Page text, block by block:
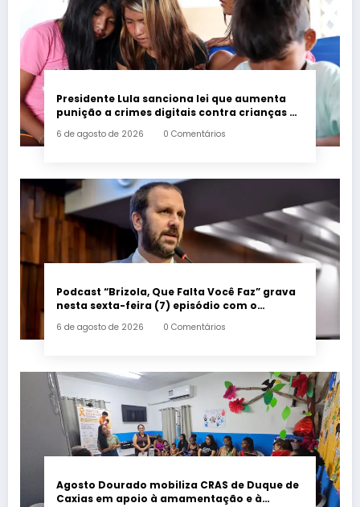
Presidente Lula sanciona lei que aumenta
punição a crimes digitais contra crianças é
6 de agosto de 2026 0 Comentários
Podcast “Brizola, Que Falta Você Faz” grava
nesta sexta-feira (7) episódio com o
6 de agosto de 2026 0 Comentários
Agosto Dourado mobiliza CRAS de Duque de
Caxias em apoio à amamentação e à